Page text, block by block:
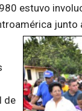
estuvo
junto
de